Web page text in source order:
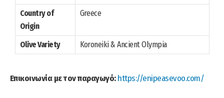
Country of
Origin
Greece
Olive Variety Koroneiki & Ancient Olympia
Επικοινωνία με τον παραγωγό: https://enipeasevoo.com/